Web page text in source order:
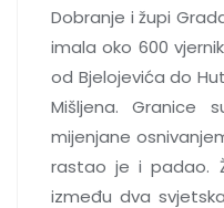
Dobranje i župi
imala oko 600
od Bjelojevića do
Mišljena. Granice
mijenjane
rastao je i padao.
između dva